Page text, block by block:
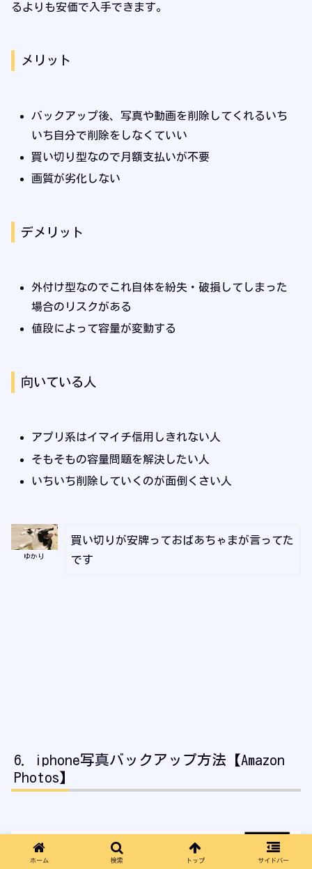
るよりも安価で入手できます。
メリット
バックアップ後、写真や動画を削除してくれるいち
いち自分で削除をしなくていい
買い切り型なので月額支払いが不要
画質が劣化しない
デメリット
外付け型なのでこれ自体を紛失・破損してしまった
場合のリスクがある
値段によって容量が変動する
向いている人
アプリ系はイマイチ信用しきれない人
そもそもの容量問題を解決したい人
いちいち削除していくのが面倒くさい人
ゆかり
買い切りが安牌っておばあちゃまが言ってた
です
iphone写真バックアップ方法【Amazon
Photos】
ホーム 検索 トップ サイドバー